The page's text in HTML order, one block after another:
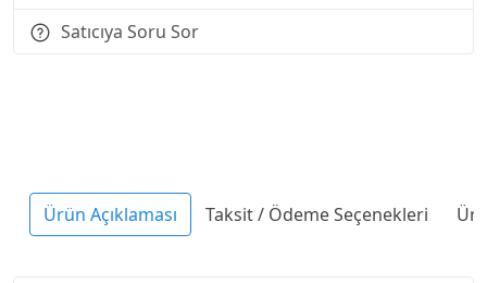
Satıcıya Soru Sor
Ürün Açıklaması Taksit / Ödeme Seçenekleri